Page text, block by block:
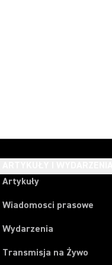
Artykuły
Wiadomosci prasowe
Wydarzenia
Transmisja na Żywo